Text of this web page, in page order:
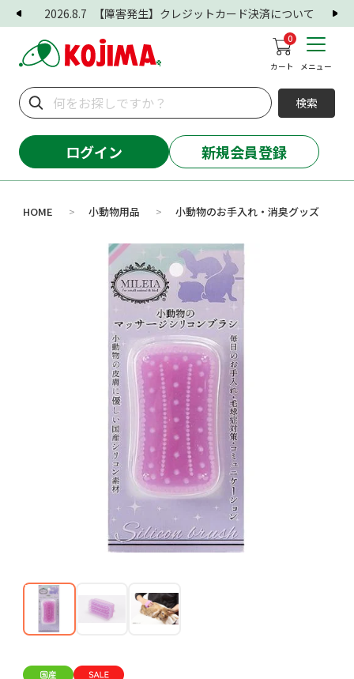
2026.8.7 【障害発生】クレジットカード決済について
0
カート メニュー
検索
ログイン 新規会員登録
HOME > 小動物用品 > 小動物のお手入れ・消臭グッズ